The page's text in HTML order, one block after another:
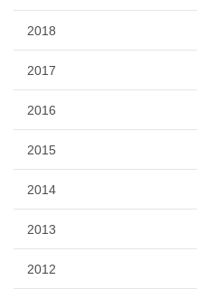
2018
2017
2016
2015
2014
2013
2012